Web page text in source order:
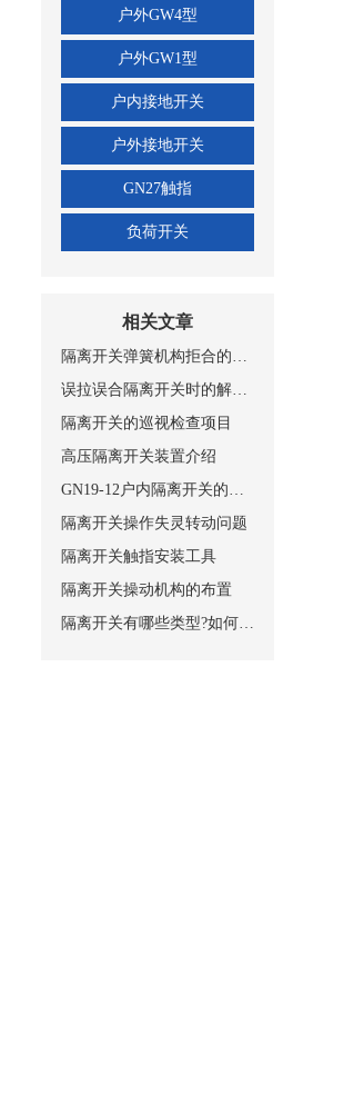
户外GW4型
户外GW1型
户内接地开关
户外接地开关
GN27触指
负荷开关
相关文章
隔离开关弹簧机构拒合的原因及改进
误拉误合隔离开关时的解决方法
隔离开关的巡视检查项目
高压隔离开关装置介绍
GN19-12户内隔离开关的适用条件和结构
隔离开关操作失灵转动问题
隔离开关触指安装工具
隔离开关操动机构的布置
隔离开关有哪些类型?如何安装?